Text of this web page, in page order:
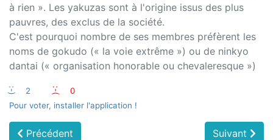
à rien ». Les yakuzas sont à l'origine issus des plus
pauvres, des exclus de la société.
C'est pourquoi nombre de ses membres préfèrent les
noms de gokudo (« la voie extrême ») ou de ninkyo
dantai (« organisation honorable ou chevaleresque »)
:-) 2 :-(
0
Pour voter, installer l'application !
Précédent Suivant